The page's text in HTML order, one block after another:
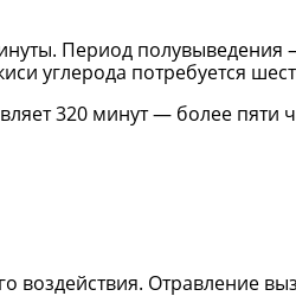
Период полувыведения
углерода потребуется
320 минут — более пяти
воздействия. Отравление